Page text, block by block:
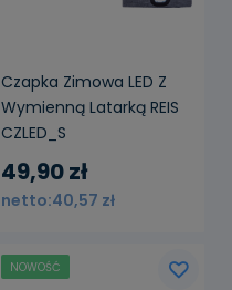
Czapka Zimowa LED Z
Wymienną Latarką REIS
CZLED_S
49,90 zł
40,57 zł
NOWOŚĆ